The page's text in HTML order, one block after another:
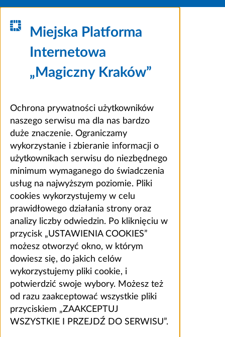
Miejska Platforma
Internetowa
„Magiczny Kraków”
Ochrona prywatności użytkowników
naszego serwisu ma dla nas bardzo
duże znaczenie. Ograniczamy
wykorzystanie i zbieranie informacji o
użytkownikach serwisu do niezbędnego
minimum wymaganego do świadczenia
usług na najwyższym poziomie. Pliki
cookies wykorzystujemy w celu
prawidłowego działania strony oraz
analizy liczby odwiedzin. Po kliknięciu w
przycisk „USTAWIENIA COOKIES”
możesz otworzyć okno, w którym
dowiesz się, do jakich celów
wykorzystujemy pliki cookie, i
potwierdzić swoje wybory. Możesz też
od razu zaakceptować wszystkie pliki
przyciskiem „ZAAKCEPTUJ
WSZYSTKIE I PRZEJDŹ DO SERWISU”.